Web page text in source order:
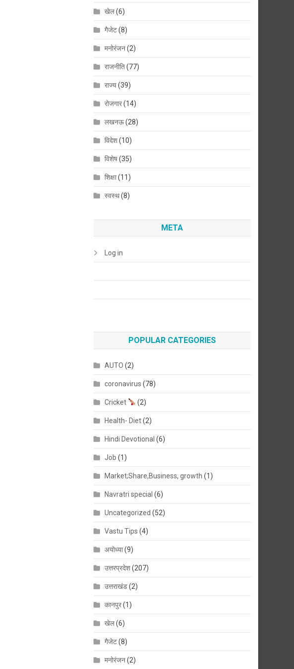
खेल(6)
गैजेट(8)
मनोरंजन(2)
राजनीति(77)
राज्य(39)
रोजगार(14)
लखनऊ(28)
विदेश(10)
विशेष(35)
शिक्षा(11)
स्वस्थ(8)
META
Log in
POPULAR CATEGORIES
AUTO (2)
coronavirus (78)
Cricket (2)
Health- Diet(2)
Hindi Devotional (6)
Job (1)
Market;Share,Business, growth (1)
Navratri special (6)
Uncategorized (52)
Vastu Tips (4)
अयोध्या(9)
उत्तरप्रदेश(207)
उत्तराखंड(2)
कानपुर(1)
खेल(6)
गैजेट(8)
मनोरंजन(2)